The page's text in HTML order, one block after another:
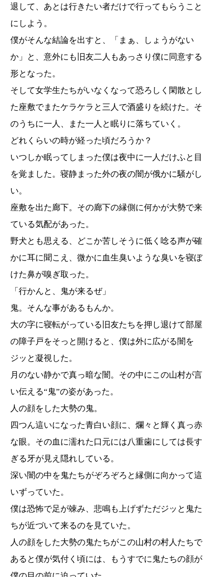
退して、あとは行きたい者だけで行ってもらうこと
にしよう。
僕がそんな結論を出すと、「まぁ、しょうがない
か」と、意外にも旧友二人もあっさり僕に同意する
形となった。
そして女学生たちがいなくなって恐ろしく閑散とし
た座敷でまたケラケラと三人で酒盛りを続けた。そ
のうちに一人、また一人と眠りに落ちていく。
どれくらいの時が経った頃だろうか？
いつしか眠ってしまった僕は夜中に一人だけふと目
を覚ました。寝静まった外の夜の闇が俄かに騒がし
い。
座敷を出た廊下。その廊下の縁側に何かが大勢で来
ている気配があった。
野犬とも思える、どこか苦しそうに低く唸る声が確
かに耳に聞こえ、微かに血生臭いような臭いを寝ぼ
けた鼻が嗅ぎ取った。
「行かんと、鬼が来るぜ」
鬼。そんな事があるもんか。
大の字に寝転がっている旧友たちを押し退けて部屋
の障子戸をそっと開けると、僕は外に広がる闇を
ジッと凝視した。
月のない静かで真っ暗な闇。その中にこの山村が言
い伝える“鬼”の姿があった。
人の顔をした大勢の鬼。
四つん這いになった青白い顔に、爛々と輝く真っ赤
な眼。その血に濡れた口元には八重歯にしては長す
ぎる牙が見え隠れしている。
深い闇の中を鬼たちがぞろぞろと縁側に向かって這
いずっていた。
僕は恐怖で足が竦み、悲鳴も上げずただジッと鬼た
ちが近づいて来るのを見ていた。
人の顔をした大勢の鬼たちがこの山村の村人たちで
あると僕が気付く頃には、もうすでに鬼たちの顔が